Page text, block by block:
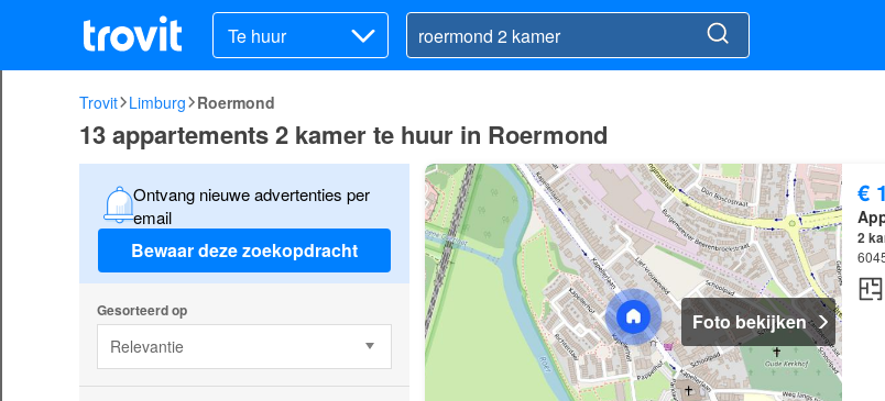
Te huur
Trovit Limburg Roermond
13 appartements 2 kamer te huur in Roermond
Ontvang nieuwe advertenties per
email
Bewaar deze zoekopdracht
Gesorteerd op
Relevantie
Foto bekijken
€
2